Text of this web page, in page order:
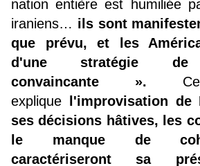
nation entière est humiliée
iraniens… ils sont
que prévu, et les
d'une stratégie de
convaincante ».
explique
l'improvisation de
ses décisions hâtives, les
le manque de
caractériseront sa